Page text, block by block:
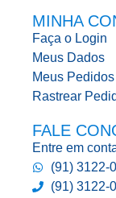
MINHA
Faça o Login
Meus Dados
Meus Pedidos
Rastrear
FALE
Entre em
(91) 3122-
(91) 3122-